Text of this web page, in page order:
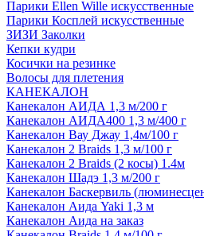
Парики Ellen Wille искусственные
Парики Косплей искусственные
ЗИЗИ Заколки
Кепки кудри
Косички на резинке
Волосы для плетения
КАНЕКАЛОН
Канекалон АИДА 1,3 м/200 г
Канекалон АИДА400 1,3 м/400 г
Канекалон Вау Джау 1,4м/100 г
Канекалон 2 Braids 1,3 м/100 г
Канекалон 2 Braids (2 косы) 1.4м
Канекалон Шадэ 1,3 м/200 г
Канекалон Баскервиль
Канекалон Аида Yaki 1,3 м
Канекалон Аида на заказ